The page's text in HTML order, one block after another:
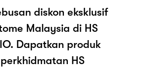
diskon eksklusif
Malaysia di HS
Dapatkan produk
HS